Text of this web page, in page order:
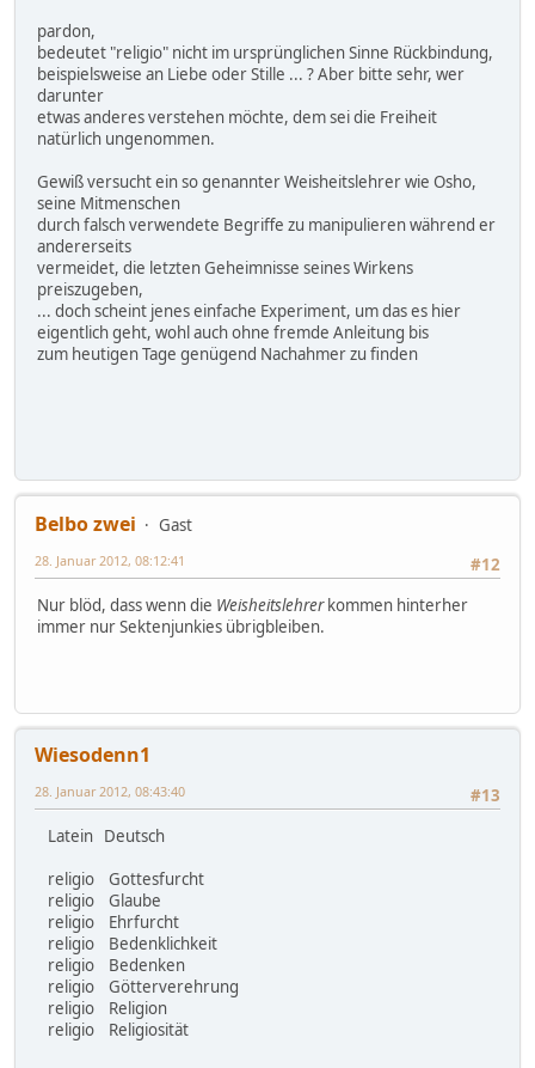
pardon,
bedeutet "religio" nicht im ursprünglichen Sinne Rückbindung,
beispielsweise an Liebe oder Stille ... ? Aber bitte sehr, wer
darunter
etwas anderes verstehen möchte, dem sei die Freiheit
natürlich ungenommen.
Gewiß versucht ein so genannter Weisheitslehrer wie Osho,
seine Mitmenschen
durch falsch verwendete Begriffe zu manipulieren während er
andererseits
vermeidet, die letzten Geheimnisse seines Wirkens
preiszugeben,
... doch scheint jenes einfache Experiment, um das es hier
eigentlich geht, wohl auch ohne fremde Anleitung bis
zum heutigen Tage genügend Nachahmer zu finden
Belbo zwei
Gast
#12
28. Januar 2012, 08:12:41
Nur blöd, dass wenn die Weisheitslehrerkommen hinterher
immer nur Sektenjunkies übrigbleiben.
Wiesodenn1
#13
28. Januar 2012, 08:43:40
Latein Deutsch
religio Gottesfurcht
religio Glaube
religio Ehrfurcht
religio Bedenklichkeit
religio Bedenken
religio Götterverehrung
religio Religion
religio Religiosität